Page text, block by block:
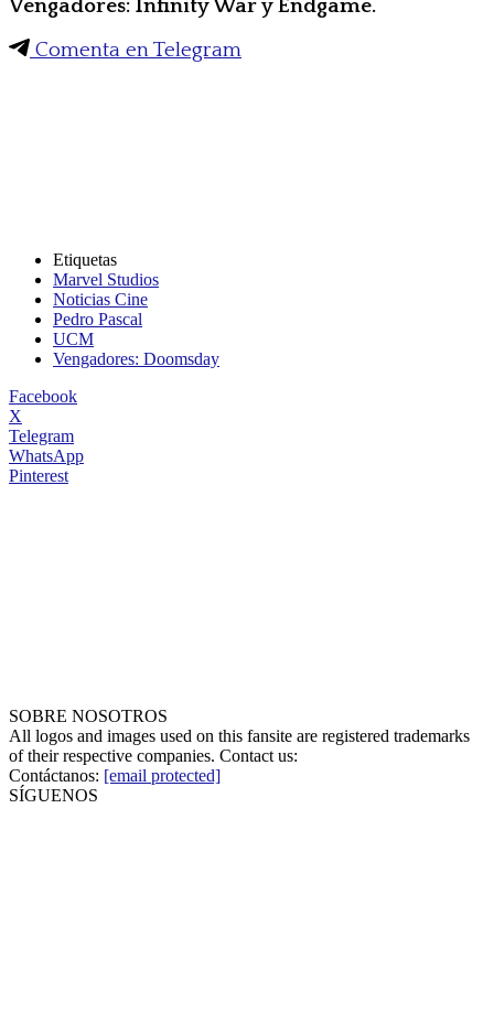
Vengadores: Infinity War y Endgame.
Comenta en Telegram
Etiquetas
Marvel Studios
Noticias Cine
Pedro Pascal
UCM
Vengadores: Doomsday
Facebook
X
Telegram
WhatsApp
Pinterest
SOBRE NOSOTROS
All logos and images used on this fansite are registered trademarks
of their respective companies. Contact us:
Contáctanos: [email protected]
SÍGUENOS